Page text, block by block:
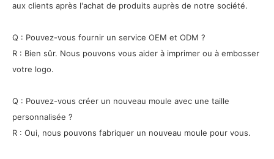
aux clients après l'achat de produits auprès de notre société.
Q : Pouvez-vous fournir un service OEM et ODM ?
R : Bien sûr. Nous pouvons vous aider à imprimer ou à embosser
votre logo.
Q : Pouvez-vous créer un nouveau moule avec une taille
personnalisée ?
R : Oui, nous pouvons fabriquer un nouveau moule pour vous.